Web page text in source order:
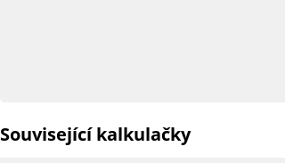
Související kalkulačky